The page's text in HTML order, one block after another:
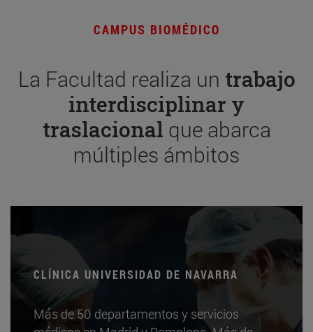
CAMPUS BIOMÉDICO
La Facultad realiza un trabajo
interdisciplinar y
traslacional que abarca
múltiples ámbitos
CLÍNICA UNIVERSIDAD DE NAVARRA
Más de 50 departamentos y servicios